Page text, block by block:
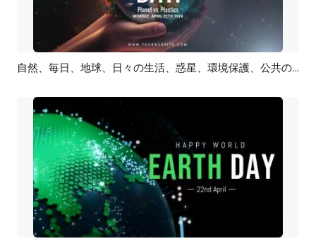
プレビュー AI再生成 自然、毎日、地球、日々の生活、惑星、環境保護、公共の利益、紹介